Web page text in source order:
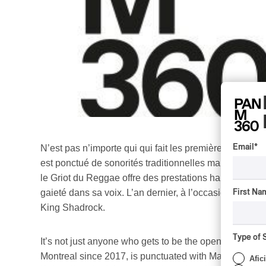
N’est pas n’importe qui qui fait les premières
est ponctué de sonorités traditionnelles mandingues
le Griot du Reggae offre des prestations hautes en
gaieté dans sa voix. L’an dernier, à l’occasion du
King Shadrock.
It’s not just anyone who gets to be the opening act
Montreal since 2017, is punctuated with Mandinka
Email *
First
Type of